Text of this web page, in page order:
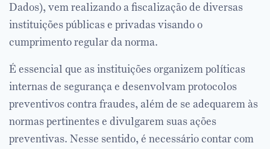
Dados), vem realizando a fiscalização de diversas
instituições públicas e privadas visando o
cumprimento regular da norma.
É essencial que as instituições organizem políticas
internas de segurança e desenvolvam protocolos
preventivos contra fraudes, além de se adequarem às
normas pertinentes e divulgarem suas ações
preventivas. Nesse sentido, é necessário contar com